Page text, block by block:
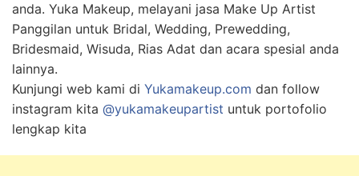
anda. Yuka Makeup, melayani jasa Make Up Artist
Panggilan untuk Bridal, Wedding, Prewedding,
Bridesmaid, Wisuda, Rias Adat dan acara spesial anda
lainnya.
Kunjungi web kami di Yukamakeup.com dan follow
instagram kita @yukamakeupartist untuk portofolio
lengkap kita